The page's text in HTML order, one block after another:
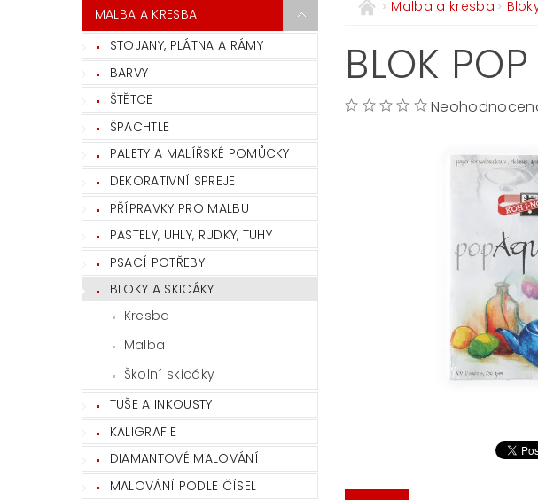
MALBA A KRESBA
STOJANY, PLÁTNA A RÁMY
BARVY
ŠTĚTCE
ŠPACHTLE
PALETY A MALÍŘSKÉ POMŮCKY
DEKORATIVNÍ SPREJE
PŘÍPRAVKY PRO MALBU
PASTELY, UHLY, RUDKY, TUHY
PSACÍ POTŘEBY
BLOKY A SKICÁKY
Kresba
Malba
Školní skicáky
TUŠE A INKOUSTY
KALIGRAFIE
DIAMANTOVÉ MALOVÁNÍ
MALOVÁNÍ PODLE ČÍSEL
Malba a kresba
BLOK